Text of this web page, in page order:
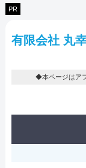
PR
有限会社 丸
◆本ページはア